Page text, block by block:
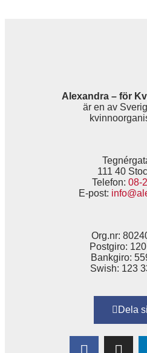
Alexandra – för
är en av
111 40
Telefon: 08-
E-post:
Org.nr:
Postgiro:
Bankgiro:
Swish: 123
Dela